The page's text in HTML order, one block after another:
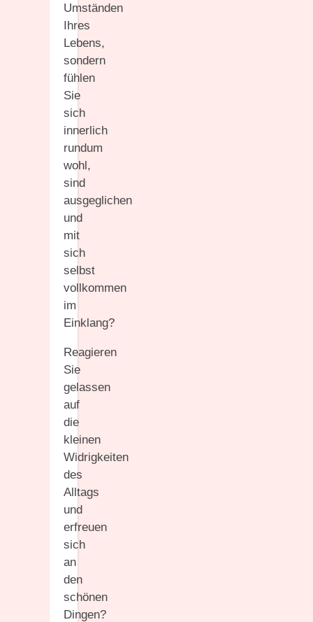
Umständen
Ihres
Lebens,
sondern
fühlen
Sie
sich
innerlich
rundum
wohl,
sind
ausgeglichen
und
mit
sich
selbst
vollkommen
im
Einklang?
Reagieren
Sie
gelassen
auf
die
kleinen
Widrigkeiten
des
Alltags
und
erfreuen
sich
an
den
schönen
Dingen?